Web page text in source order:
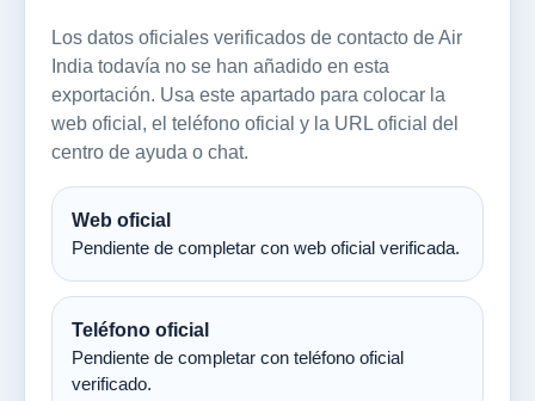
Los datos oficiales verificados de contacto de Air
India todavía no se han añadido en esta
exportación. Usa este apartado para colocar la
web oficial, el teléfono oficial y la URL oficial del
centro de ayuda o chat.
Web oficial
Pendiente de completar con web oficial verificada.
Teléfono oficial
Pendiente de completar con teléfono oficial
verificado.